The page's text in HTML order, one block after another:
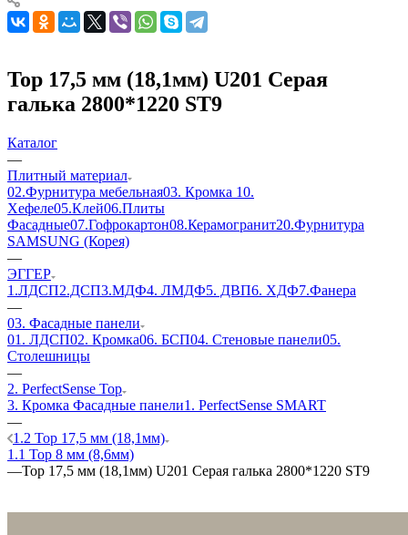
Top 17,5 мм (18,1мм) U201 Серая
галька 2800*1220 ST9
Каталог
—
Плитный материал
02.Фурнитура мебельная03. Кромка 10.
Хефеле05.Клей06.Плиты
Фасадные07.Гофрокартон08.Керамогранит20.Фурнитура
SAMSUNG (Корея)
—
ЭГГЕР
1.ЛДСП2.ДСП3.МДФ4. ЛМДФ5. ДВП6. ХДФ7.Фанера
—
03. Фасадные панели
01. ЛДСП02. Кромка06. БСП04. Стеновые панели05.
Столешницы
—
2. PerfectSense Top
3. Кромка Фасадные панели1. PerfectSense SMART
—
1.2 Top 17,5 мм (18,1мм)
1.1 Top 8 мм (8,6мм)
—Top 17,5 мм (18,1мм) U201 Серая галька 2800*1220 ST9